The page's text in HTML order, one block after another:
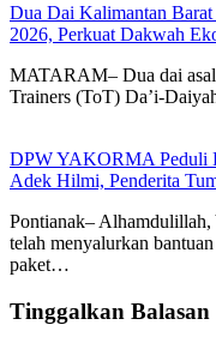
Dua Dai Kalimantan
2026, Perkuat Dakwah
MATARAM– Dua dai
Trainers (ToT) Da’i-
DPW YAKORMA Peduli
Adek Hilmi, Penderita
Pontianak–
telah menyalurkan
paket…
Tinggalkan Balasan